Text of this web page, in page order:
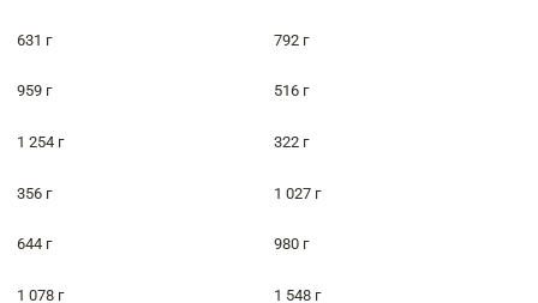
631 г 792 г
959 г 516 г
1 254 г 322 г
356 г 1 027 г
644 г 980 г
1 078 г 1 548 г